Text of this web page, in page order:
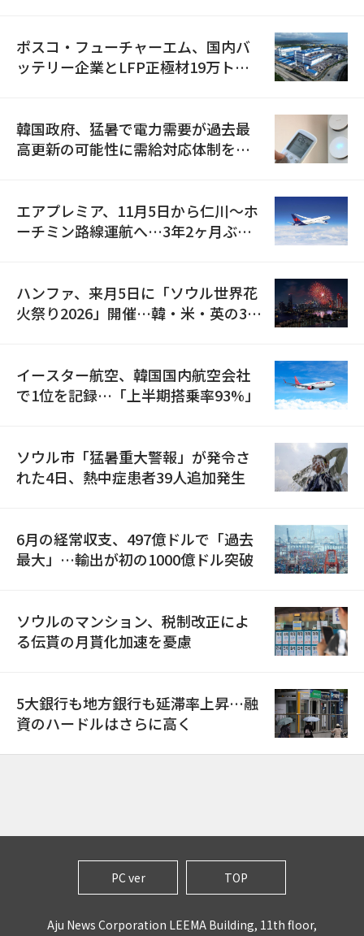
ポスコ・フューチャーエム、国内バ
ッテリー企業とLFP正極材19万トン
韓国政府、猛暑で電力需要が過去最
高更新の可能性に需給対応体制を点
エアプレミア、11月5日から仁川〜ホ
ーチミン路線運航へ…3年2ヶ月ぶり
ハンファ、来月5日に「ソウル世界花
火祭り2026」開催…韓・米・英の3カ
イースター航空、韓国国内航空会社
で1位を記録…「上半期搭乗率93%」
ソウル市「猛暑重大警報」が発令さ
れた4日、熱中症患者39人追加発生
6月の経常収支、497億ドルで「過去
最大」…輸出が初の1000億ドル突破
ソウルのマンション、税制改正によ
る伝貰の月貰化加速を憂慮
5大銀行も地方銀行も延滞率上昇…融
資のハードルはさらに高く
PC ver TOP
Aju News Corporation LEEMA Building, 11th floor,